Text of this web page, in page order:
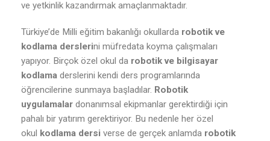
ve yetkinlik kazandırmak amaçlanmaktadır.
Türkiye’de Milli eğitim bakanlığı okullarda robotik ve
kodlama derslerini müfredata koyma çalışmaları
yapıyor. Birçok özel okul da robotik ve bilgisayar
kodlama derslerini kendi ders programlarında
öğrencilerine sunmaya başladılar. Robotik
uygulamalar donanımsal ekipmanlar gerektirdiği için
pahalı bir yatırım gerektiriyor. Bu nedenle her özel
okul kodlama dersi verse de gerçek anlamda robotik